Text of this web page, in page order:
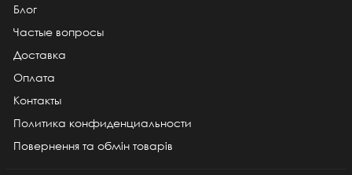
Блог
Частые вопросы
Доставка
Оплата
Контакты
Политика конфиденциальности
Повернення та обмін товарів